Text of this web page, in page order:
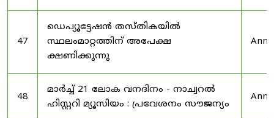
47
ഡെപ്യൂട്ടേഷൻ തസ്തികയിൽ
സ്ഥലംമാറ്റത്തിന് അപേക്ഷ
ക്ഷണിക്കുന്നു
48
മാർച്ച് 21 ലോക വനദിനം - നാച്വറൽ
ഹിസ്റ്ററി മ്യൂസിയം : പ്രവേശനം സൗജന്യം